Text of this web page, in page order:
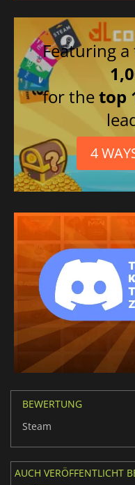
Japanisch
Chinesisch
vereinfacht
Featuring
for thetop
4
BEWERTUNG
Steam
AUCH VERÖFFENTLICHT